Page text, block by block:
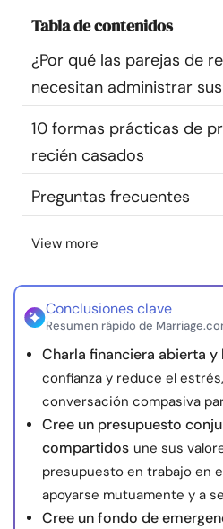
Encuentra un terapeuta
Idioma
Sobre nosotros Contáctanos
nosotros
Tabla de contenidos
¿Por qué las parejas de
necesitan administrar
10 formas prácticas de
recién casados
Preguntas frecuentes
View more
Conclusiones clave
Resumen rápido de
Charla financiera abierta y
confianza y reduce el
conversación compasiva
Cree un presupuesto
compartidos une sus
presupuesto en trabajo en
apoyarse mutuamente y a
Cree un fondo de